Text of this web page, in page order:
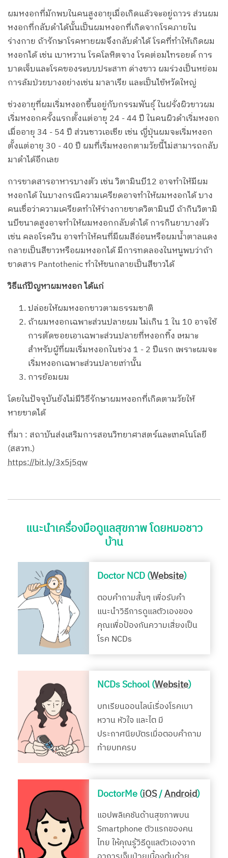
ผมหงอกที่มักพบในคนสูงอายุเมื่อเกิดแล้วจะอยู่ถาวร ส่วนผม
หงอกที่กลับดำได้นั้นเป็นผมหงอกที่เกิดจากโรคภายใน
ร่างกาย ถ้ารักษาโรคหายผมจึงกลับดำได้ โรคที่ทำให้เกิดผม
หงอกได้ เช่น เบาหวาน โรคโลหิตจาง โรคต่อมไทรอยด์ การ
บาดเจ็บและโรคของระบบประสาท ด่างขาว ผมร่วงเป็นหย่อม
การล้มป่วยบางอย่างเช่น มาลาเรีย และเป็นไข้หวัดใหญ่
ช่วงอายุที่ผมเริ่มหงอกขึ้นอยู่กับกรรมพันธุ์ ในฝรั่งผิวขาวผม
เริ่มหงอกครั้งแรกตั้งแต่อายุ 24 - 44 ปี ในคนผิวดำเริ่มหงอก
เมื่ออายุ 34 - 54 ปี ส่วนชาวเอเชีย เช่น ญี่ปุ่นผมจะเริ่มหงอก
ตั้งแต่อายุ 30 - 40 ปี ผมที่เริ่มหงอกตามวัยนี้ไม่สามารถกลับ
มาดำได้อีกเลย
การขาดสารอาหารบางตัว เช่น วิตามินบี12 อาจทำให้มีผม
หงอกได้ ในบางกรณีความเครียดอาจทำให้ผมหงอกได้ บาง
คนเชื่อว่าความเครียดทำให้ร่างกายขาดวิตามินบี ถ้ากินวิตามิ
นบีขนาดสูงอาจทำให้ผมหงอกกลับดำได้ การกินยาบางตัว
เช่น คลอโรควิน อาจทำให้คนที่มีผมสีอ่อนหรือผมน้ำตาลแดง
กลายเป็นสีขาวหรือผมหงอกได้ มีการทดลองในหนูพบว่าถ้า
ขาดสาร Pantothenic ทำให้ขนกลายเป็นสีขาวได้
วิธีแก้ปัญหาผมหงอก ได้แก่
ปล่อยให้ผมหงอกขาวตามธรรมชาติ
ถ้าผมหงอกเฉพาะส่วนปลายผม ไม่เกิน 1 ใน 10 อาจใช้
การตัดซอยเอาเฉพาะส่วนปลายที่หงอกทิ้ง เหมาะ
สำหรับผู้ที่ผมเริ่มหงอกในช่วง 1 - 2 ปีแรก เพราะผมจะ
เริ่มหงอกเฉพาะส่วนปลายเท่านั้น
การย้อมผม
โดยในปัจจุบันยังไม่มีวิธีรักษาผมหงอกที่เกิดตามวัยให้
หายขาดได้
ที่มา : สถาบันส่งเสริมการสอนวิทยาศาสตร์และเทคโนโลยี
(สสวท.)
https://bit.ly/3x5j5qw
แนะนำเครื่องมือดูแลสุขภาพ โดยหมอชาว
บ้าน
Doctor NCD (Website)
ตอบคำถามสั้นๆ เพื่อรับคำ
แนะนำวิธีการดูแลตัวเองของ
คุณเพื่อป้องกันความเสี่ยงเป็น
โรค NCDs
NCDs School (Website)
บทเรียนออนไลน์เรื่องโรคเบา
หวาน หัวใจ และไต มี
ประกาศนียบัตรเมื่อตอบคำถาม
ท้ายบทครบ
DoctorMe (iOS/Android)
แอปพลิเคชันด้านสุขภาพบน
Smartphone ตัวแรกของคน
ไทย ให้คุณรู้วิธีดูแลตัวเองจาก